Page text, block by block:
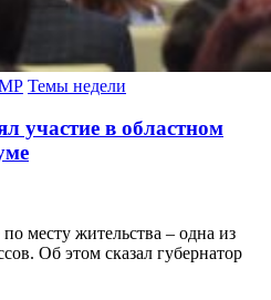
Темы недели
участие в областном
месту жительства – одна из
Об этом сказал губернатор